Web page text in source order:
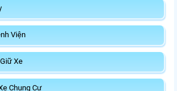
Viện
Xe
Chung Cư